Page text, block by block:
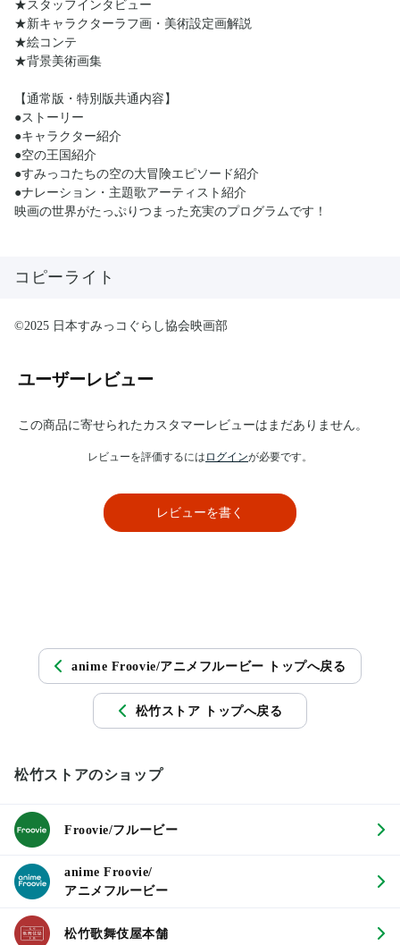
★スタッフインタビュー
★新キャラクターラフ画・美術設定画解説
★絵コンテ
★背景美術画集
【通常版・特別版共通内容】
●ストーリー
●キャラクター紹介
●空の王国紹介
●すみっコたちの空の大冒険エピソード紹介
●ナレーション・主題歌アーティスト紹介
映画の世界がたっぷりつまった充実のプログラムです！
コピーライト
©2025 日本すみっコぐらし協会映画部
ユーザーレビュー
この商品に寄せられたカスタマーレビューはまだありません。
レビューを評価するには ログインが必要です。
レビューを書く
anime Froovie/アニメフルービー トップへ戻る
松竹ストア トップへ戻る
松竹ストアのショップ
Froovie/フルービー
anime Froovie/
アニメフルービー
松竹歌舞伎屋本舗